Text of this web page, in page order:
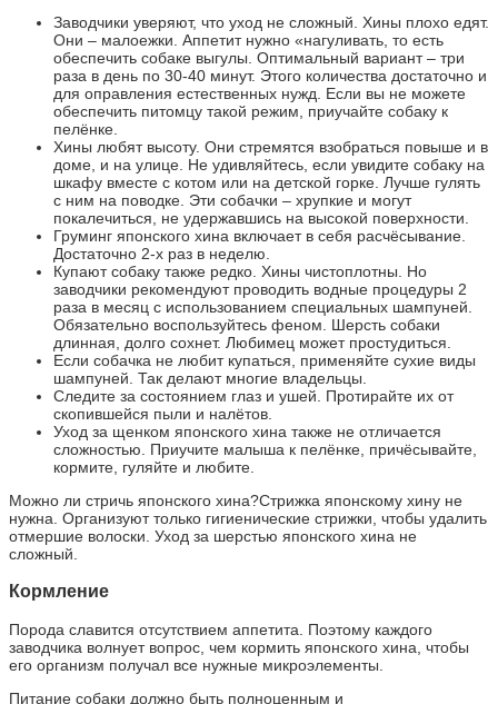
Заводчики уверяют, что уход не сложный. Хины плохо едят.
Они – малоежки. Аппетит нужно «нагуливать, то есть
обеспечить собаке выгулы. Оптимальный вариант – три
раза в день по 30-40 минут. Этого количества достаточно и
для оправления естественных нужд. Если вы не можете
обеспечить питомцу такой режим, приучайте собаку к
пелёнке.
Хины любят высоту. Они стремятся взобраться повыше и в
доме, и на улице. Не удивляйтесь, если увидите собаку на
шкафу вместе с котом или на детской горке. Лучше гулять
с ним на поводке. Эти собачки – хрупкие и могут
покалечиться, не удержавшись на высокой поверхности.
Груминг японского хина включает в себя расчёсывание.
Достаточно 2-х раз в неделю.
Купают собаку также редко. Хины чистоплотны. Но
заводчики рекомендуют проводить водные процедуры 2
раза в месяц с использованием специальных шампуней.
Обязательно воспользуйтесь феном. Шерсть собаки
длинная, долго сохнет. Любимец может простудиться.
Если собачка не любит купаться, применяйте сухие виды
шампуней. Так делают многие владельцы.
Следите за состоянием глаз и ушей. Протирайте их от
скопившейся пыли и налётов.
Уход за щенком японского хина также не отличается
сложностью. Приучите малыша к пелёнке, причёсывайте,
кормите, гуляйте и любите.
Можно ли стричь японского хина?Стрижка японскому хину не
нужна. Организуют только гигиенические стрижки, чтобы удалить
отмершие волоски. Уход за шерстью японского хина не
сложный.
Кормление
Порода славится отсутствием аппетита. Поэтому каждого
заводчика волнует вопрос, чем кормить японского хина, чтобы
его организм получал все нужные микроэлементы.
Питание собаки должно быть полноценным и